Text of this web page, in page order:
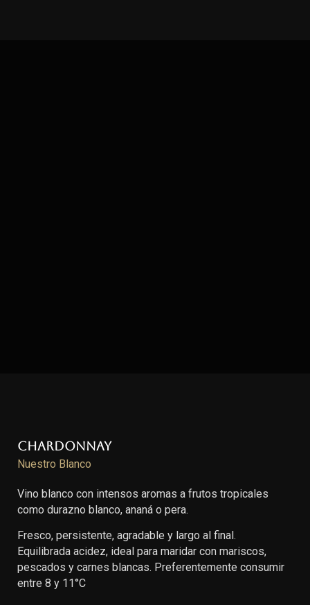
Chardonnay
Nuestro Blanco
Vino blanco con intensos aromas a frutos tropicales
como durazno blanco, ananá o pera.
Fresco, persistente, agradable y largo al final.
Equilibrada acidez, ideal para maridar con mariscos,
pescados y carnes blancas. Preferentemente consumir
entre 8 y 11°C